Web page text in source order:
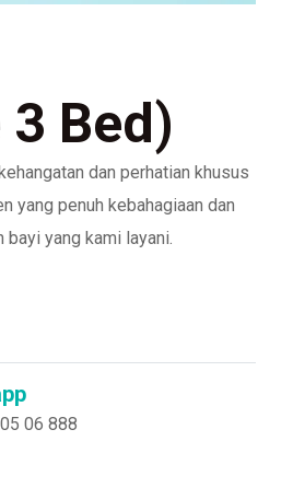
Bed)
dan perhatian khusus
yang penuh kebahagiaan dan
bayi yang kami layani.
06 888